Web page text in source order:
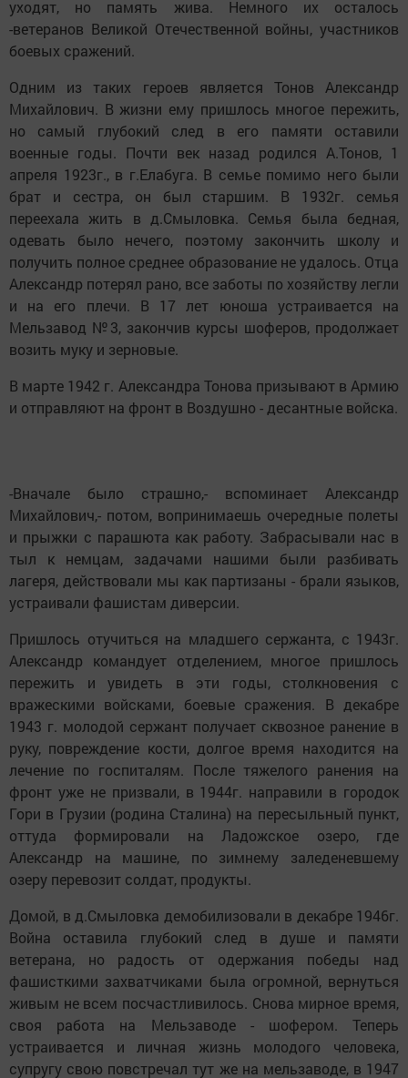
уходят, но память жива. Немного их осталось
-ветеранов Великой Отечественной войны, участников
боевых сражений.
Одним из таких героев является Тонов Александр
Михайлович. В жизни ему пришлось многое пережить,
но самый глубокий след в его памяти оставили
военные годы. Почти век назад родился А.Тонов, 1
апреля 1923г., в г.Елабуга. В семье помимо него были
брат и сестра, он был старшим. В 1932г. семья
переехала жить в д.Смыловка. Семья была бедная,
одевать было нечего, поэтому закончить школу и
получить полное среднее образование не удалось. Отца
Александр потерял рано, все заботы по хозяйству легли
и на его плечи. В 17 лет юноша устраивается на
Мельзавод №3, закончив курсы шоферов, продолжает
возить муку и зерновые.
В марте 1942 г. Александра Тонова призывают в Армию
и отправляют на фронт в Воздушно - десантные войска.
-Вначале было страшно,- вспоминает Александр
Михайлович,- потом, вопринимаешь очередные полеты
и прыжки с парашюта как работу. Забрасывали нас в
тыл к немцам, задачами нашими были разбивать
лагеря, действовали мы как партизаны - брали языков,
устраивали фашистам диверсии.
Пришлось отучиться на младшего сержанта, с 1943г.
Александр командует отделением, многое пришлось
пережить и увидеть в эти годы, столкновения с
вражескими войсками, боевые сражения. В декабре
1943 г. молодой сержант получает сквозное ранение в
руку, повреждение кости, долгое время находится на
лечение по госпиталям. После тяжелого ранения на
фронт уже не призвали, в 1944г. направили в городок
Гори в Грузии (родина Сталина) на пересыльный пункт,
оттуда формировали на Ладожское озеро, где
Александр на машине, по зимнему заледеневшему
озеру перевозит солдат, продукты.
Домой, в д.Смыловка демобилизовали в декабре 1946г.
Война оставила глубокий след в душе и памяти
ветерана, но радость от одержания победы над
фашисткими захватчиками была огромной, вернуться
живым не всем посчастливилось. Снова мирное время,
своя работа на Мельзаводе - шофером. Теперь
устраивается и личная жизнь молодого человека,
супругу свою повстречал тут же на мельзаводе, в 1947